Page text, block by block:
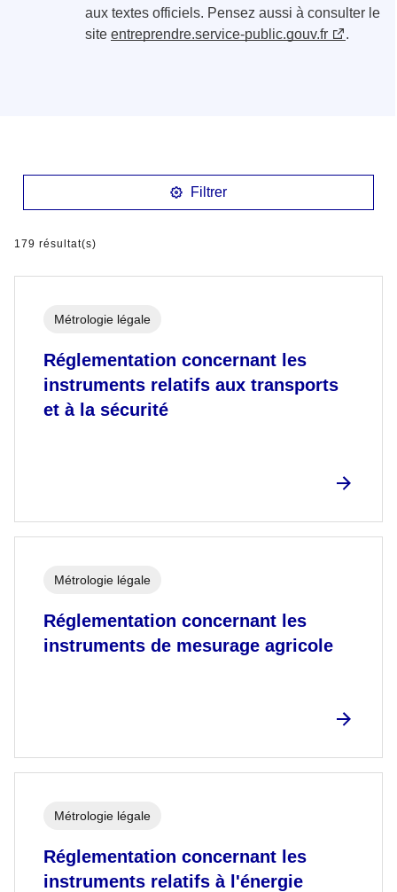
aux textes officiels. Pensez aussi à consulter le
site entreprendre.service-public.gouv.fr .
Filtrer
179 résultat(s)
Réglementation concernant les
instruments relatifs aux transports
et à la sécurité
Métrologie légale
Réglementation concernant les
instruments de mesurage agricole
Métrologie légale
Réglementation concernant les
instruments relatifs à l'énergie
Métrologie légale